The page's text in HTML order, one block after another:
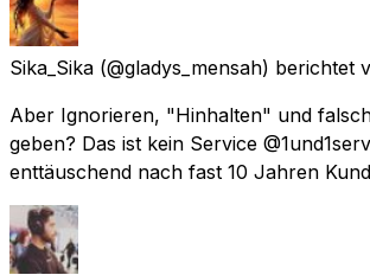
Sika_Sika (@gladys_mensah) berichtet
Aber Ignorieren, "Hinhalten" und
geben? Das ist kein Service
enttäuschend nach fast 10 Jahren